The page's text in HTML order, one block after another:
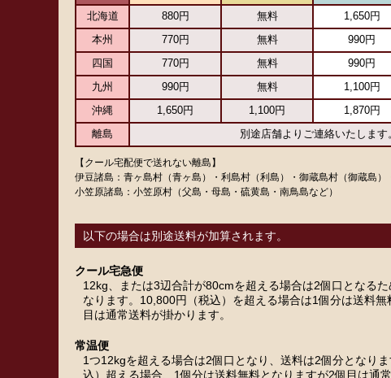
北海道 880円 無料 1,650円
本州 770円 無料 990円
四国 770円 無料 990円
九州 990円 無料 1,100円
沖縄 1,650円 1,100円 1,870円
離島 別途店舗よりご連絡いたします
【クール宅配便で送れない離島】
伊豆諸島：青ヶ島村（青ヶ島）・利島村（利島）・御蔵島村（御蔵島）
小笠原諸島：小笠原村（父島・母島・硫黄島・南鳥島など）
以下の場合は別途送料が加算されます。
クール宅急便
12kg、または3辺合計が80cmを超える場合は2個口となるた
なります。10,800円（税込）を超える場合は1個分は送料無
目は通常送料が掛かります。
常温便
1つ12kgを超える場合は2個口となり、送料は2個分となり
込）超える場合、1個分は送料無料となりますが2個目は通